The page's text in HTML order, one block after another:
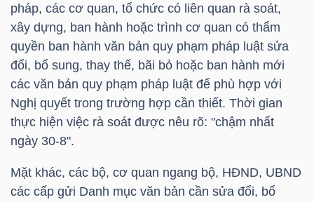
pháp, các cơ quan, tổ chức có liên quan rà soát,
xây dựng, ban hành hoặc trình cơ quan có thẩm
quyền ban hành văn bản quy phạm pháp luật sửa
đổi, bổ sung, thay thế, bãi bỏ hoặc ban hành mới
các văn bản quy phạm pháp luật để phù hợp với
Nghị quyết trong trường hợp cần thiết. Thời gian
thực hiện việc rà soát được nêu rõ: "chậm nhất
ngày 30-8".
Mặt khác, các bộ, cơ quan ngang bộ, HĐND, UBND
các cấp gửi Danh mục văn bản cần sửa đổi, bổ
CỤ
ĐẦU
TƯ
TRUY
XUẤT
LIỆU